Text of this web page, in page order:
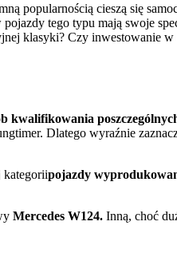
popularnością cieszą się
tego typu mają swoje
klasyki? Czy inwestowanie w
kwalifikowania
Dlatego wyraźnie
kategoriipojazdy
Mercedes W124. Inną, choć